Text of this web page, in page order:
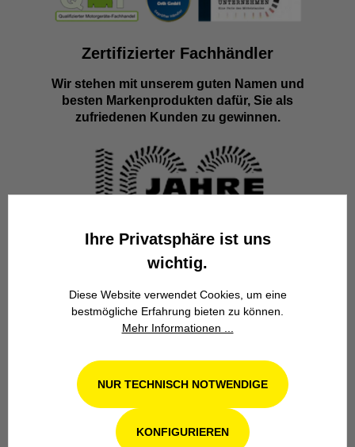
Zertifizierter Fachhändler
Wir stehen mit unserem guten Namen und
besten Markenprodukten dafür, Sie als
zufriedenen Kunden zu gewinnen.
Familienbetrieb
Wir stehen seit über 100 Jahren als
Familienbetrieb in 4. Generation für
Kompetenz, Innovation und
Ihre Privatsphäre ist uns
wichtig.
Diese Website verwendet Cookies, um eine
bestmögliche Erfahrung bieten zu können.
Mehr Informationen ...
NUR TECHNISCH NOTWENDIGE
KONFIGURIEREN